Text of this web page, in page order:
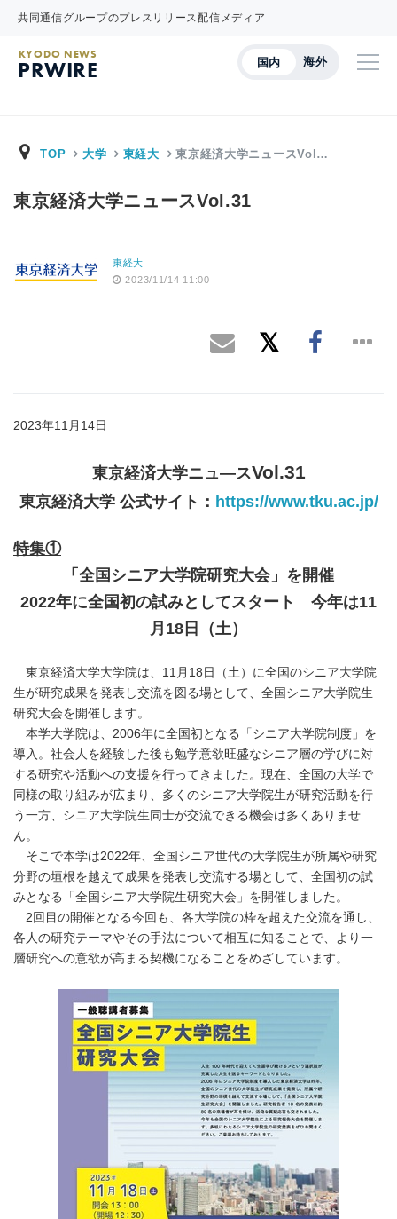
共同通信グループのプレスリリース配信メディア
国内 海外
KYODO NEWS
PRWIRE
TOP 大学 東経大 東京経済大学ニュースVol…
東京経済大学ニュースVol.31
東経大
2023/11/14 11:00
2023年11月14日
東京経済大学ニュ―スVol.31
東京経済大学 公式サイト： https://www.tku.ac.jp/
特集①
「全国シニア大学院研究大会」を開催
2022年に全国初の試みとしてスタート 今年は11
月 18 日（土）
東京経済大学大学院は、11月18日（土）に全国のシニア大学院
生が研究成果を発表し交流を図る場として、全国シニア大学院生
研究大会を開催します。
本学大学院は、2006年に全国初となる「シニア大学院制度」を
導入。社会人を経験した後も勉学意欲旺盛なシニア層の学びに対
する研究や活動への支援を行ってきました。現在、全国の大学で
同様の取り組みが広まり、多くのシニア大学院生が研究活動を行
う一方、シニア大学院生同士が交流できる機会は多くありませ
ん。
そこで本学は2022年、全国シニア世代の大学院生が所属や研究
分野の垣根を越えて成果を発表し交流する場として、全国初の試
みとなる「全国シニア大学院生研究大会」を開催しました。
2回目の開催となる今回も、各大学院の枠を超えた交流を通し、
各人の研究テーマやその手法について相互に知ることで、より一
層研究への意欲が高まる契機になることをめざしています。